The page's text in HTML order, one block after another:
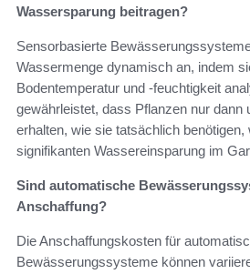
Wassersparung beitragen?
Sensorbasierte
Wassermenge dynamisch an, indem
Bodentemperatur und -feuchtigkeit
gewährleistet, dass Pflanzen nur dann
erhalten, wie sie tatsächlich benötigen,
signifikanten Wassereinsparung im
Sind automatische
Anschaffung?
Die Anschaffungskosten für
Bewässerungssysteme können